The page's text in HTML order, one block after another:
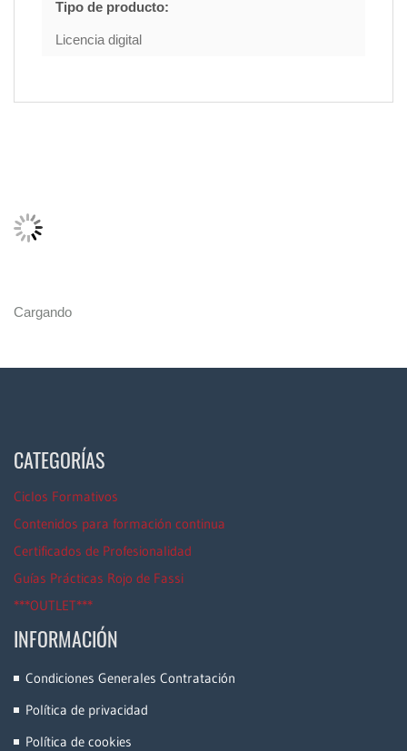
Tipo de producto:
Licencia digital
Cargando
CATEGORÍAS
Ciclos Formativos
Contenidos para formación continua
Certificados de Profesionalidad
Guías Prácticas Rojo de Fassi
***OUTLET***
INFORMACIÓN
Condiciones Generales Contratación
Política de privacidad
Política de cookies